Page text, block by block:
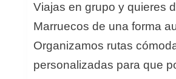
Viajas en grupo y quieres
Marruecos de una forma
Organizamos rutas
personalizadas para que